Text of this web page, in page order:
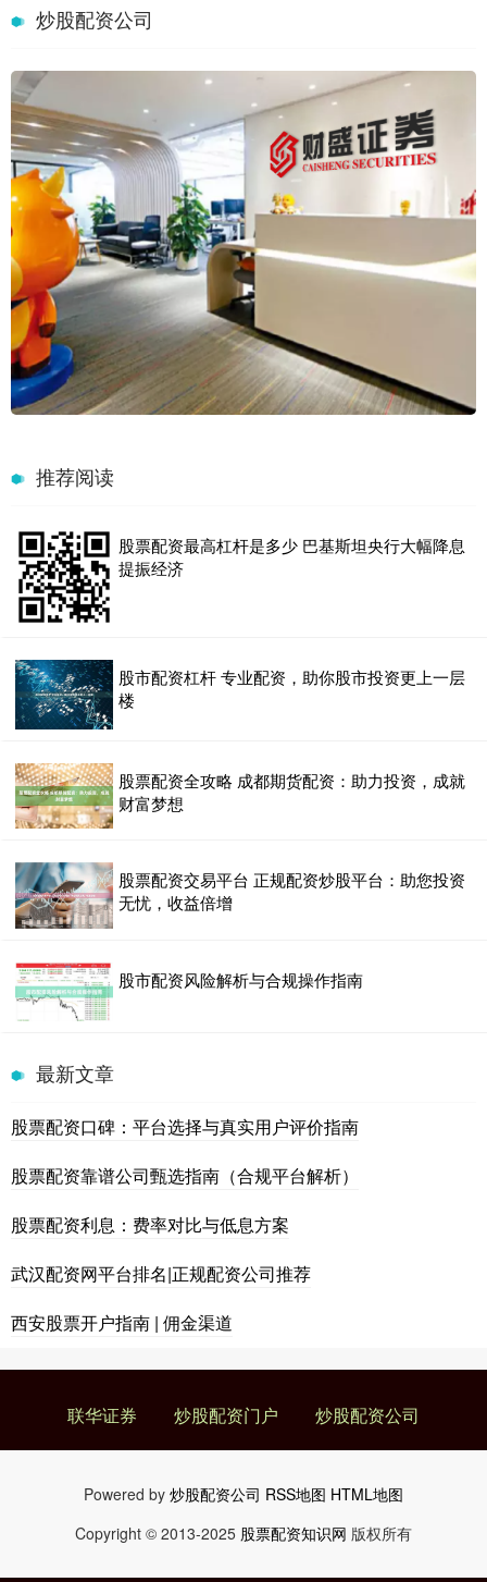
炒股配资公司
推荐阅读
股票配资最高杠杆是多少 巴基斯坦央行大幅降息
提振经济
股市配资杠杆 专业配资，助你股市投资更上一层
楼
股票配资全攻略 成都期货配资：助力投资，成就
财富梦想
股票配资交易平台 正规配资炒股平台：助您投资
无忧，收益倍增
股市配资风险解析与合规操作指南
最新文章
股票配资口碑：平台选择与真实用户评价指南
股票配资靠谱公司甄选指南（合规平台解析）
股票配资利息：费率对比与低息方案
武汉配资网平台排名|正规配资公司推荐
西安股票开户指南 | 佣金渠道
联华证券 炒股配资门户 炒股配资公司
Powered by 炒股配资公司 RSS地图 HTML地图
Copyright © 2013-2025 股票配资知识网 版权所有